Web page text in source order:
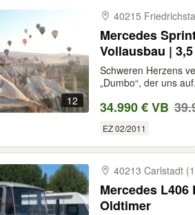
12
40215
Mercedes
Vollausbau |
Schweren Herzens
„Dumbo“, der uns
34.990 € VB
EZ 02/2011
40213 Carlstadt
Mercedes L406
Oldtimer